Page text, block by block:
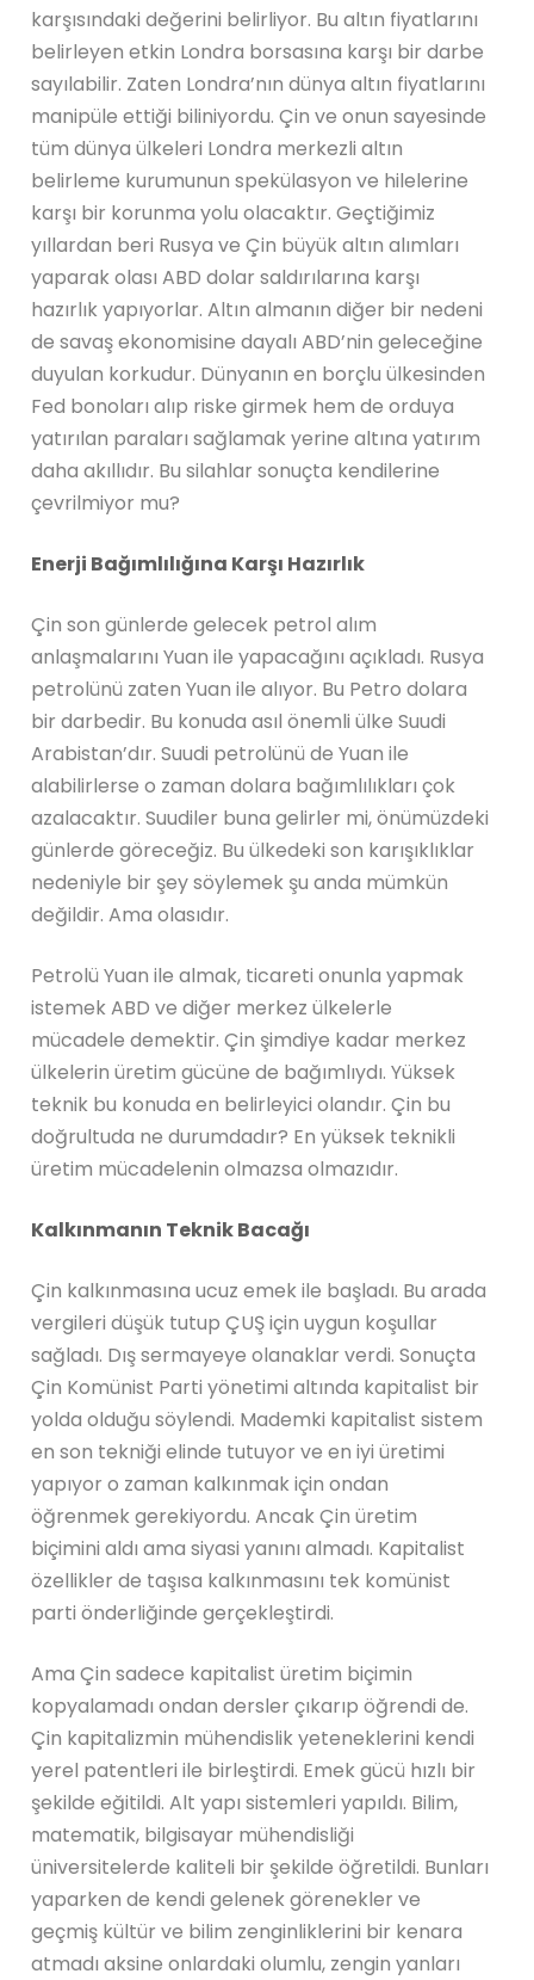
karşısındaki değerini belirliyor. Bu altın fiyatlarını
belirleyen etkin Londra borsasına karşı bir darbe
sayılabilir. Zaten Londra’nın dünya altın fiyatlarını
manipüle ettiği biliniyordu. Çin ve onun sayesinde
tüm dünya ülkeleri Londra merkezli altın
belirleme kurumunun spekülasyon ve hilelerine
karşı bir korunma yolu olacaktır. Geçtiğimiz
yıllardan beri Rusya ve Çin büyük altın alımları
yaparak olası ABD dolar saldırılarına karşı
hazırlık yapıyorlar. Altın almanın diğer bir nedeni
de savaş ekonomisine dayalı ABD’nin geleceğine
duyulan korkudur. Dünyanın en borçlu ülkesinden
Fed bonoları alıp riske girmek hem de orduya
yatırılan paraları sağlamak yerine altına yatırım
daha akıllıdır. Bu silahlar sonuçta kendilerine
çevrilmiyor mu?
Enerji Bağımlılığına Karşı Hazırlık
Çin son günlerde gelecek petrol alım
anlaşmalarını Yuan ile yapacağını açıkladı. Rusya
petrolünü zaten Yuan ile alıyor. Bu Petro dolara
bir darbedir. Bu konuda asıl önemli ülke Suudi
Arabistan’dır. Suudi petrolünü de Yuan ile
alabilirlerse o zaman dolara bağımlılıkları çok
azalacaktır. Suudiler buna gelirler mi, önümüzdeki
günlerde göreceğiz. Bu ülkedeki son karışıklıklar
nedeniyle bir şey söylemek şu anda mümkün
değildir. Ama olasıdır.
Petrolü Yuan ile almak, ticareti onunla yapmak
istemek ABD ve diğer merkez ülkelerle
mücadele demektir. Çin şimdiye kadar merkez
ülkelerin üretim gücüne de bağımlıydı. Yüksek
teknik bu konuda en belirleyici olandır. Çin bu
doğrultuda ne durumdadır? En yüksek teknikli
üretim mücadelenin olmazsa olmazıdır.
Kalkınmanın Teknik Bacağı
Çin kalkınmasına ucuz emek ile başladı. Bu arada
vergileri düşük tutup ÇUŞ için uygun koşullar
sağladı. Dış sermayeye olanaklar verdi. Sonuçta
Çin Komünist Parti yönetimi altında kapitalist bir
yolda olduğu söylendi. Mademki kapitalist sistem
en son tekniği elinde tutuyor ve en iyi üretimi
yapıyor o zaman kalkınmak için ondan
öğrenmek gerekiyordu. Ancak Çin üretim
biçimini aldı ama siyasi yanını almadı. Kapitalist
özellikler de taşısa kalkınmasını tek komünist
parti önderliğinde gerçekleştirdi.
Ama Çin sadece kapitalist üretim biçimin
kopyalamadı ondan dersler çıkarıp öğrendi de.
Çin kapitalizmin mühendislik yeteneklerini kendi
yerel patentleri ile birleştirdi. Emek gücü hızlı bir
şekilde eğitildi. Alt yapı sistemleri yapıldı. Bilim,
matematik, bilgisayar mühendisliği
üniversitelerde kaliteli bir şekilde öğretildi. Bunları
yaparken de kendi gelenek görenekler ve
geçmiş kültür ve bilim zenginliklerini bir kenara
atmadı aksine onlardaki olumlu, zengin yanları